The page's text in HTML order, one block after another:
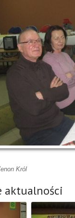
Król
aktualności